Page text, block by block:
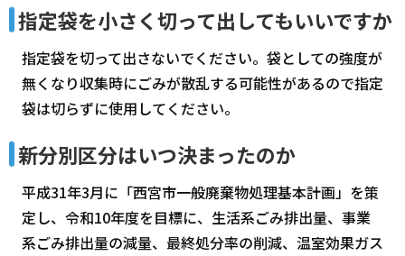
指定袋を小さく切って出してもいいですか
指定袋を切って出さないでください。袋としての強度が
無くなり収集時にごみが散乱する可能性があるので指定
袋は切らずに使用してください。
新分別区分はいつ決まったのか
平成31年3月に「西宮市一般廃棄物処理基本計画」を策
定し、令和10年度を目標に、生活系ごみ排出量、事業
系ごみ排出量の減量、最終処分率の削減、温室効果ガス